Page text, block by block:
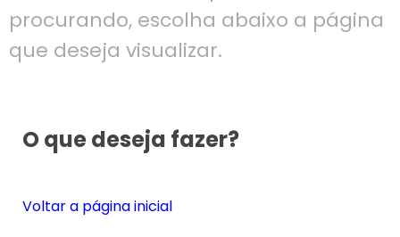
procurando, escolha abaixo a página
que deseja visualizar.
O que deseja fazer?
Voltar a página inicial